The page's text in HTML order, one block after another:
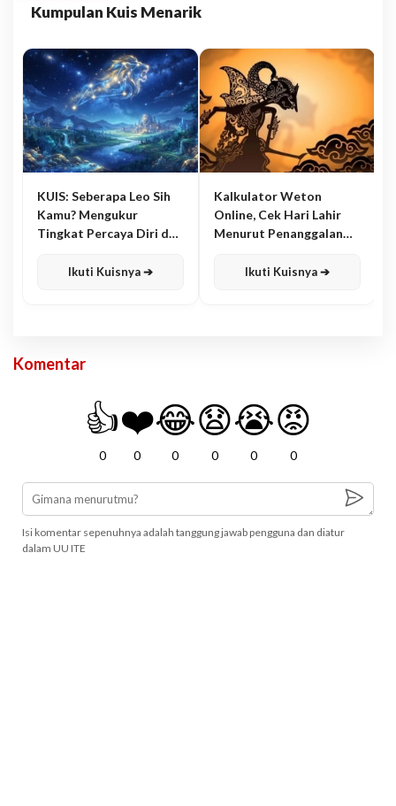
Kumpulan Kuis Menarik
KUIS: Seberapa Leo Sih
Kamu? Mengukur
Tingkat Percaya Diri dan
Ikuti Kuisnya ➔
Kalkulator Weton
Online, Cek Hari Lahir
Menurut Penanggalan
Ikuti Kuisnya ➔
Komentar
👍
0
❤️
0
😂
0
😧
0
😭
0
😡
0
Isi komentar sepenuhnya adalah tanggung jawab pengguna dan diatur
dalam UU ITE